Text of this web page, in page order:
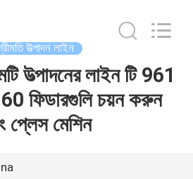
উত্পাদন লাইন
উত্পাদনের লাইন টি 961
ফিডারগুলি চয়ন করুন
প্লেস মেশিন